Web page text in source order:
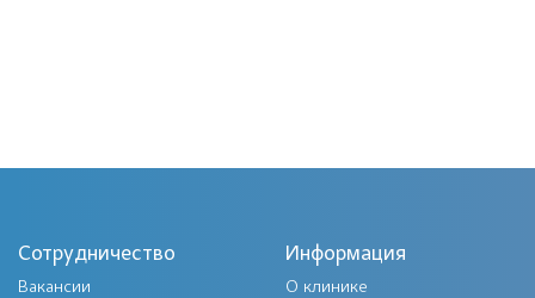
Сотрудничество
Вакансии
Информация
О клинике